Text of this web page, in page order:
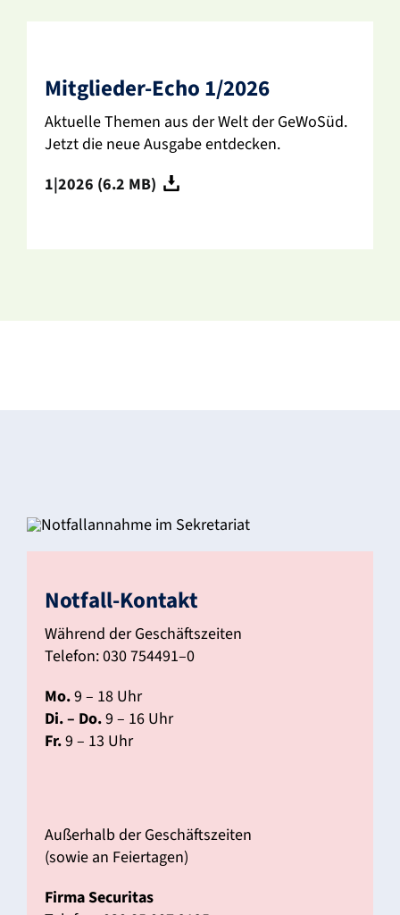
Mitglieder-Echo 1/2026
Aktu­elle Themen aus der Welt der GeWoSüd.
Jetzt die neue Ausgabe entde­cken.
1|2026 (6.2 MB)
Notfall-Kontakt
Während der Geschäfts­zeiten
Telefon: 030 754491–0
Mo.9 – 18 Uhr
Di. – Do.9 – 16 Uhr
Fr.9 – 13 Uhr
Außer­halb der Geschäfts­zeiten
(sowie an Feier­tagen)
Firma Secu­ritas